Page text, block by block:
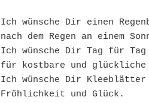
Ich wünsche Dir einen
nach dem Regen an einem
Ich wünsche Dir Tag für
für kostbare und glückliche
Ich wünsche Dir Kleeblätter
Fröhlichkeit und Glück.